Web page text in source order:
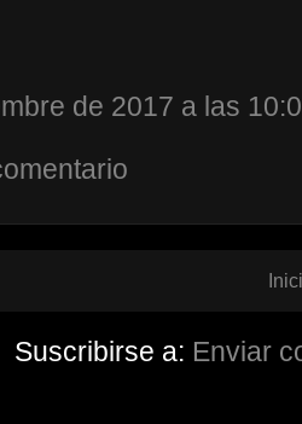
de 2017 a las
Suscribirse a: Enviar